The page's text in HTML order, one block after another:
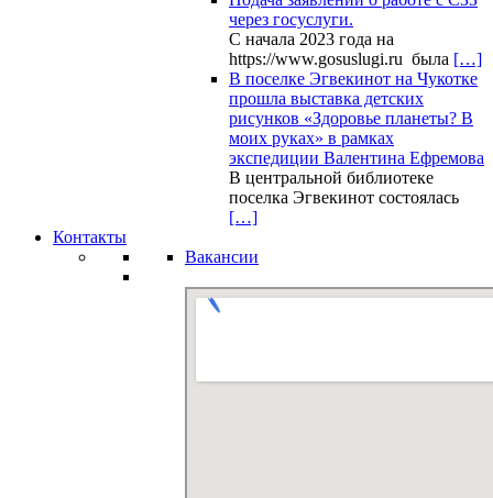
через госуслуги.
С начала 2023 года на
https://www.gosuslugi.ru была […]
В поселке Эгвекинот на Чукотке
прошла выставка детских
рисунков «Здоровье планеты? В
моих руках» в рамках
экспедиции Валентина Ефремова
В центральной библиотеке
поселка Эгвекинот состоялась
[…]
Контакты
Вакансии